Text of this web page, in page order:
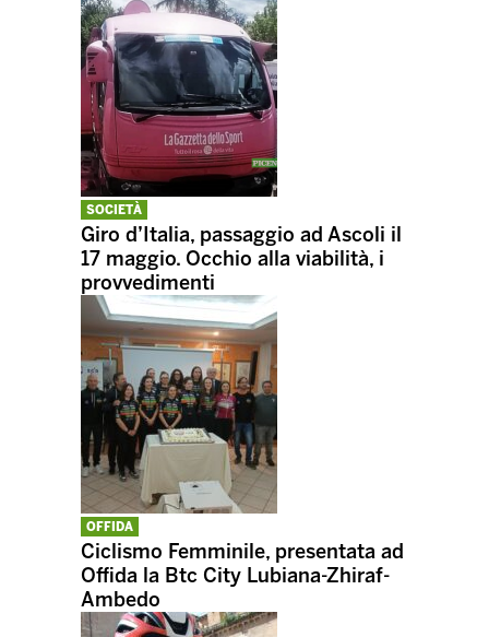
SOCIETÀ
Giro d’Italia, passaggio ad Ascoli il
17 maggio. Occhio alla viabilità, i
provvedimenti
OFFIDA
Ciclismo Femminile, presentata ad
Offida la Btc City Lubiana-Zhiraf-
Ambedo